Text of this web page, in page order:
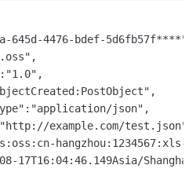
645d-4476-bdef-5d6fb57f****",
json",
example.com/test.json",
hangzhou:1234567:xls-
17T16:04:46.149Asia/